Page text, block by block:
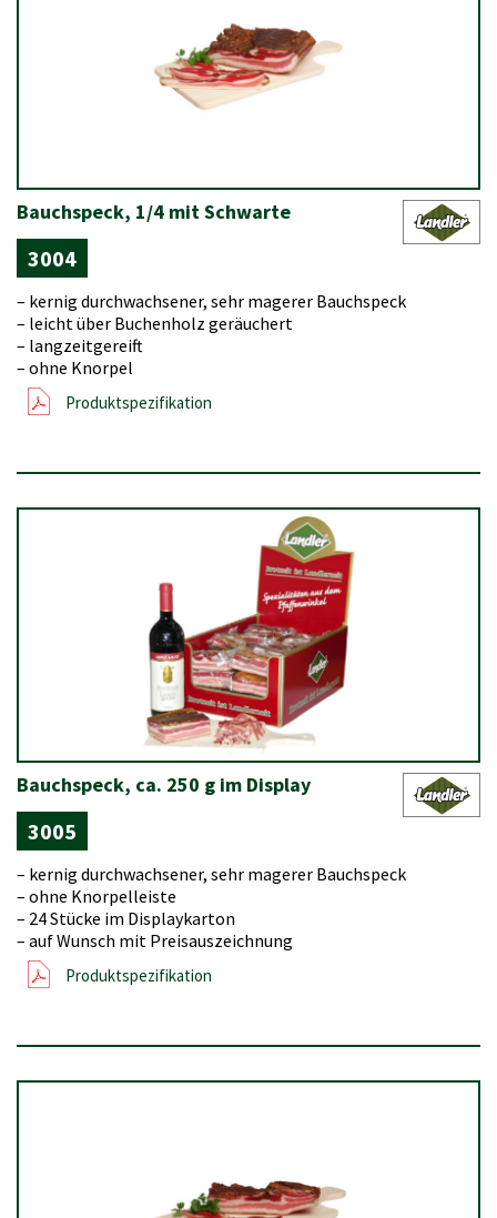
Bauchspeck, 1/4 mit Schwarte
3004
– kernig durchwachsener, sehr magerer Bauchspeck
– leicht über Buchenholz geräuchert
– langzeitgereift
– ohne Knorpel
Produktspezifikation
Bauchspeck, ca. 250 g im Display
3005
– kernig durchwachsener, sehr magerer Bauchspeck
– ohne Knorpelleiste
– 24 Stücke im Displaykarton
– auf Wunsch mit Preisauszeichnung
Produktspezifikation